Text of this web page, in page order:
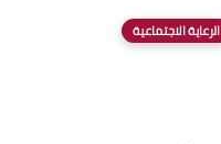
الرعاية الاجتماعية